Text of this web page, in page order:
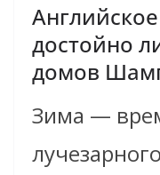
достойно
домов
Зима —